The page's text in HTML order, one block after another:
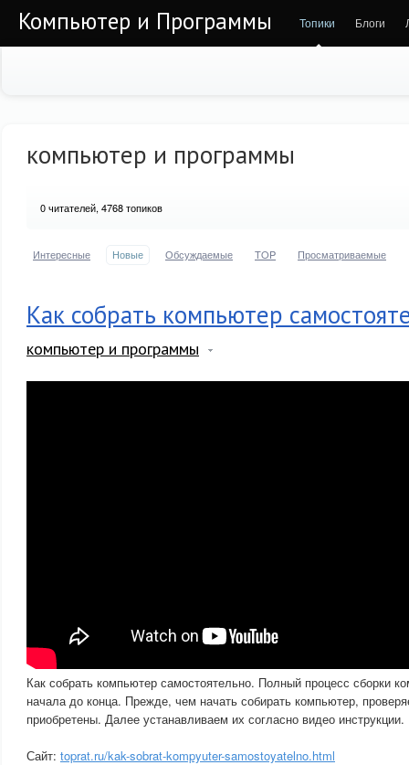
Компьютер и Программы Топики Блоги
компьютер и программы
0читателей, 4768 топиков
Интересные Новые Обсуждаемые TOP Просматриваемые
Как собрать компьютер
компьютер и программы
Как собрать компьютер самостоятельно. Полный процесс сборки
начала до конца. Прежде, чем начать собирать компьютер,
приобретены. Далее устанавливаем их согласно видео инструкции.
Сайт: toprat.ru/kak-sobrat-kompyuter-samostoyatelno.html